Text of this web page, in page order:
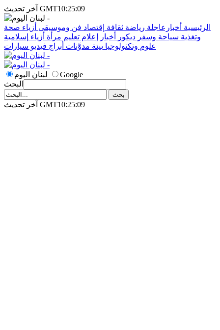
آخر تحديث GMT10:25:09
الرئيسية أخبارعاجلة رياضة ثقافة إقتصاد فن وموسيقى أزياء صحة
وتغذية سياحة وسفر ديكور أخبار إعلام تعليم مرأة أزياء إسلامية
علوم وتكنولوجيا بيئة مدوَّنات أبراج فيديو سيارات
لبنان اليوم
Google
البحث
آخر تحديث GMT10:25:09